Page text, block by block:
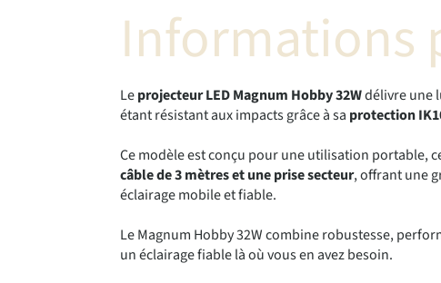
Informations
Leprojecteur LED Magnum Hobby 32Wdélivre une
étant résistant aux impacts grâce à sa protection
Ce modèle est conçu pour une utilisation portable,
câble de 3 mètres et une prise secteur, offrant une
éclairage mobile et fiable.
Le Magnum Hobby 32W combine robustesse,
un éclairage fiable là où vous en avez besoin.